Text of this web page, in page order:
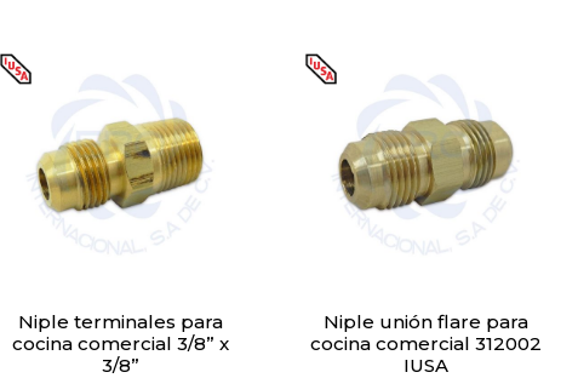
Niple terminales para
cocina comercial 3/8” x
3/8”
Niple unión flare para
cocina comercial 312002
IUSA